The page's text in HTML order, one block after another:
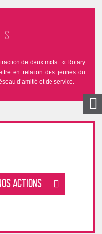
de deux mots : « Rotary
en relation des jeunes du
d’amitié et de service.
Actions